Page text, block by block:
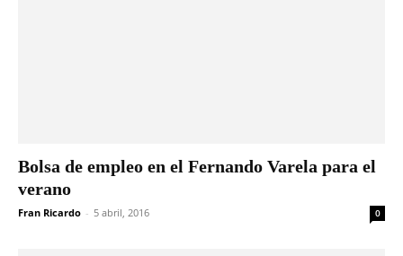
Bolsa de empleo en el Fernando Varela para el
verano
Fran Ricardo - 5 abril, 2016 0